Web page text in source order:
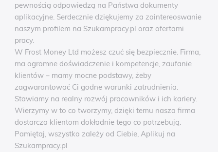
pewnością odpowiedzą na Państwa dokumenty
aplikacyjne. Serdecznie dziękujemy za zaintereoswanie
naszym profilem na Szukampracy.pl oraz ofertami
pracy.
W Frost Money Ltd możesz czuć się bezpiecznie. Firma,
ma ogromne doświadczenie i kompetencje, zaufanie
klientów – mamy mocne podstawy, żeby
zagwarantować Ci godne warunki zatrudnienia.
Stawiamy na realny rozwój pracowników i ich kariery.
Wierzymy w to co tworzymy, dzięki temu nasza firma
dostarcza klientom dokładnie tego co potrzebują.
Pamiętaj, wszystko zależy od Ciebie, Aplikuj na
Szukampracy.pl